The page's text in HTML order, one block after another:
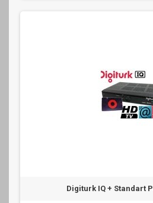
Digiturk IQ + Standart